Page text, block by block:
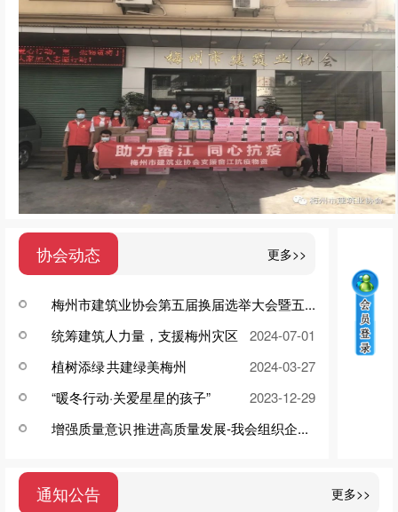
协会动态 更多>>
梅州市建筑业协会第五届换届选举大会暨五...
2025-12-29
统筹建筑人力量，支援梅州灾区
2024-07-01
植树添绿 共建绿美梅州
2024-03-27
“暖冬行动·关爱星星的孩子”
2023-12-29
增强质量意识 推进高质量发展-我会组织企...
通知公告 更多>>